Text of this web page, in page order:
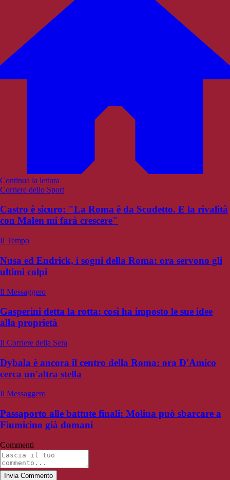
Continua la lettura
Corriere dello Sport
Castro è sicuro: "La Roma è da Scudetto. E la rivalità
con Malen mi farà crescere"
Il Tempo
Nusa ed Endrick, i sogni della Roma: ora servono gli
ultimi colpi
Il Messaggero
Gasperini detta la rotta: così ha imposto le sue idee
alla proprietà
Il Corriere della Sera
Dybala è ancora il centro della Roma: ora D'Amico
cerca un'altra stella
Il Messaggero
Passaporto alle battute finali: Molina può sbarcare a
Fiumicino già domani
Commenti
Invia Commento